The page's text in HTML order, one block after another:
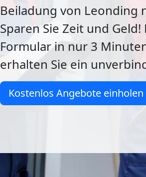
Beiladung von Leonding
Sparen Sie Zeit und
Formular in nur 3
erhalten Sie ein
Kostenlos Angebote einholen